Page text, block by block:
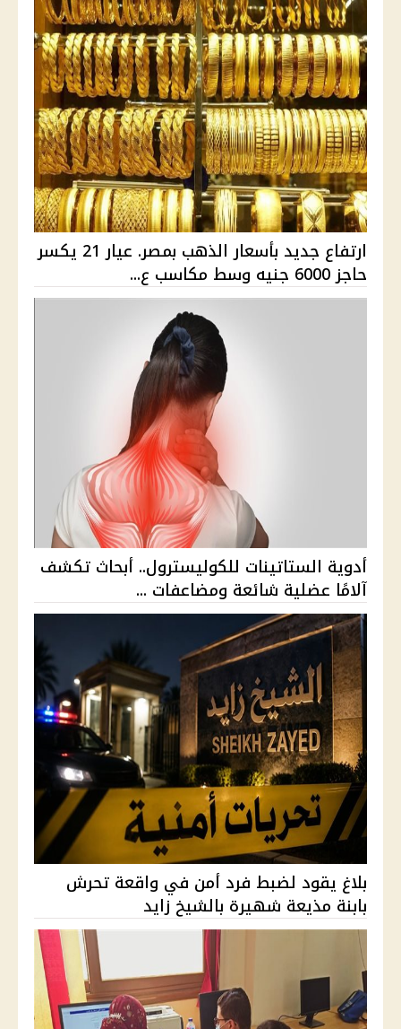
ارتفاع جديد بأسعار الذهب بمصر. عيار 21 يكسر
حاجز 6000 جنيه وسط مكاسب ع...
أدوية الستاتينات للكوليسترول.. أبحاث تكشف
آلامًا عضلية شائعة ومضاعفات ...
بلاغ يقود لضبط فرد أمن في واقعة تحرش
بابنة مذيعة شهيرة بالشيخ زايد